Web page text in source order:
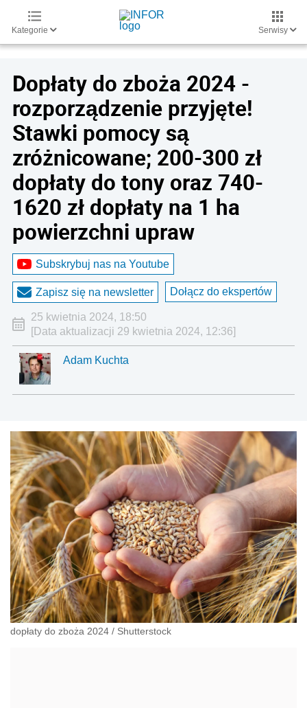
Kategorie Serwisy
Dopłaty do zboża 2024 -
rozporządzenie przyjęte!
Stawki pomocy są
zróżnicowane; 200-300 zł
dopłaty do tony oraz 740-
1620 zł dopłaty na 1 ha
powierzchni upraw
Subskrybuj nas na Youtube
Zapisz się na newsletter Dołącz do ekspertów
25 kwietnia 2024, 18:50
[Data aktualizacji 29 kwietnia 2024, 12:36]
Adam Kuchta
dopłaty do zboża 2024 / Shutterstock